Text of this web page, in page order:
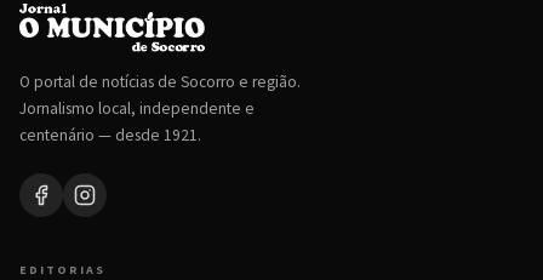
O portal de notícias de Socorro e região.
Jornalismo local, independente e
centenário — desde 1921.
EDITORIAS